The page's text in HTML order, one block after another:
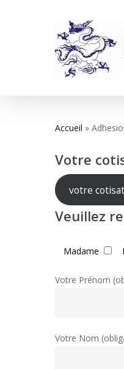
Hit enter to
Accueil »
Votre
votre
Veuillez
Madame
Votre Prénom
Votre Nom